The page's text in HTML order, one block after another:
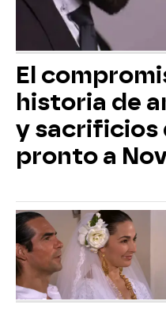
El
historia de
y sacrificios
pronto a